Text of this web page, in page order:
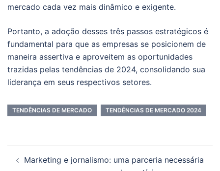
mercado cada vez mais dinâmico e exigente.
Portanto, a adoção desses três passos estratégicos é
fundamental para que as empresas se posicionem de
maneira assertiva e aproveitem as oportunidades
trazidas pelas tendências de 2024, consolidando sua
liderança em seus respectivos setores.
TENDÊNCIAS DE MERCADO TENDÊNCIAS DE MERCADO 2024
de Marketing e jornalismo: uma parceria necessária